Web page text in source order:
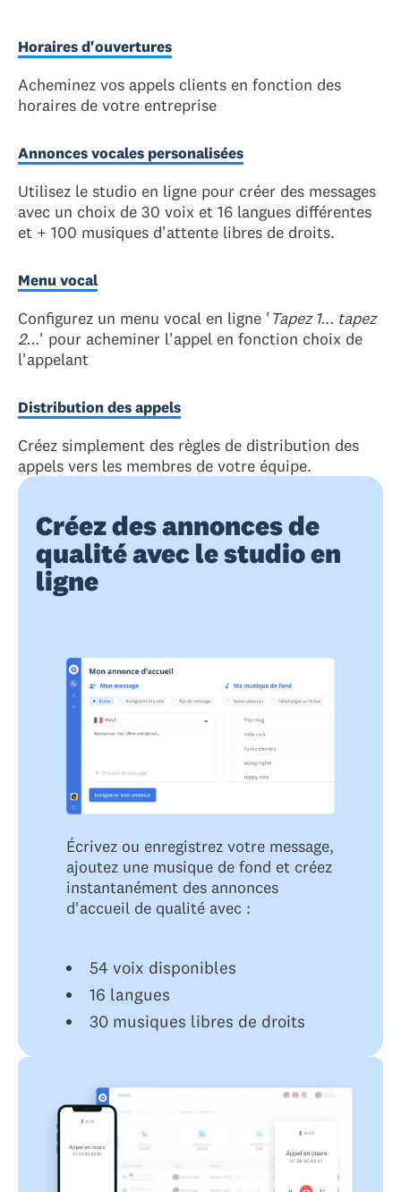
Horaires d'ouvertures
Acheminez vos appels clients en fonction des
horaires de votre entreprise
Annonces vocales personalisées
Utilisez le studio en ligne pour créer des messages
avec un choix de 30 voix et 16 langues différentes
et + 100 musiques d'attente libres de droits.
Menu vocal
Configurez un menu vocal en ligne ' Tapez 1... tapez
2...' pour acheminer l'appel en fonction choix de
l'appelant
Distribution des appels
Créez simplement des règles de distribution des
appels vers les membres de votre équipe.
Créez des annonces de
qualité avec le studio en
ligne
Écrivez ou enregistrez votre message,
ajoutez une musique de fond et créez
instantanément des annonces
d'accueil de qualité avec :
54 voix disponibles
16 langues
30 musiques libres de droits